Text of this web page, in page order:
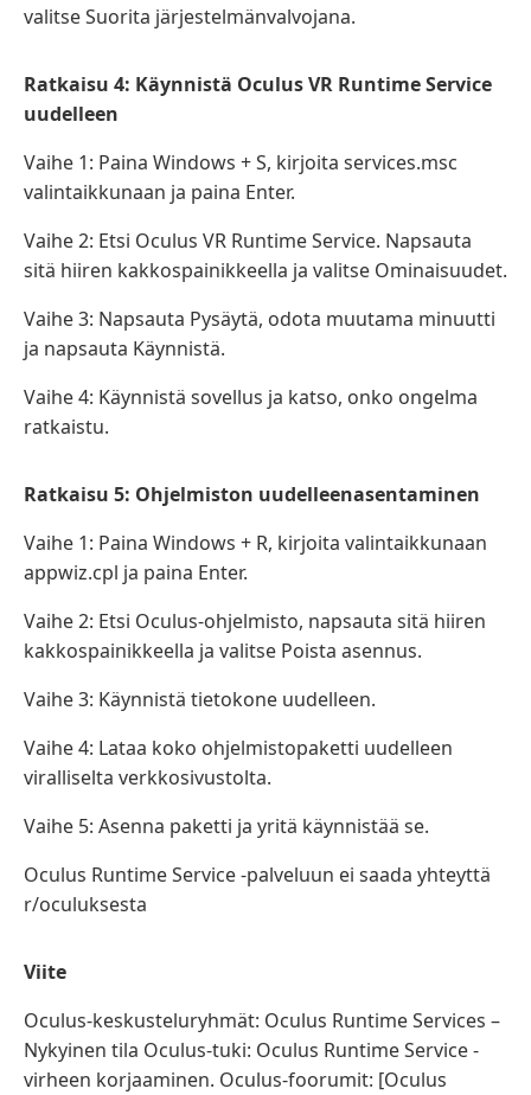
valitse Suorita järjestelmänvalvojana.
Ratkaisu 4: Käynnistä Oculus VR Runtime Service
uudelleen
Vaihe 1: Paina Windows + S, kirjoita services.msc
valintaikkunaan ja paina Enter.
Vaihe 2: Etsi Oculus VR Runtime Service. Napsauta
sitä hiiren kakkospainikkeella ja valitse Ominaisuudet.
Vaihe 3: Napsauta Pysäytä, odota muutama minuutti
ja napsauta Käynnistä.
Vaihe 4: Käynnistä sovellus ja katso, onko ongelma
ratkaistu.
Ratkaisu 5: Ohjelmiston uudelleenasentaminen
Vaihe 1: Paina Windows + R, kirjoita valintaikkunaan
appwiz.cpl ja paina Enter.
Vaihe 2: Etsi Oculus-ohjelmisto, napsauta sitä hiiren
kakkospainikkeella ja valitse Poista asennus.
Vaihe 3: Käynnistä tietokone uudelleen.
Vaihe 4: Lataa koko ohjelmistopaketti uudelleen
viralliselta verkkosivustolta.
Vaihe 5: Asenna paketti ja yritä käynnistää se.
Oculus Runtime Service -palveluun ei saada yhteyttä
r/oculuksesta
Viite
Oculus-keskusteluryhmät: Oculus Runtime Services –
Nykyinen tila Oculus-tuki: Oculus Runtime Service -
virheen korjaaminen. Oculus-foorumit: [Oculus